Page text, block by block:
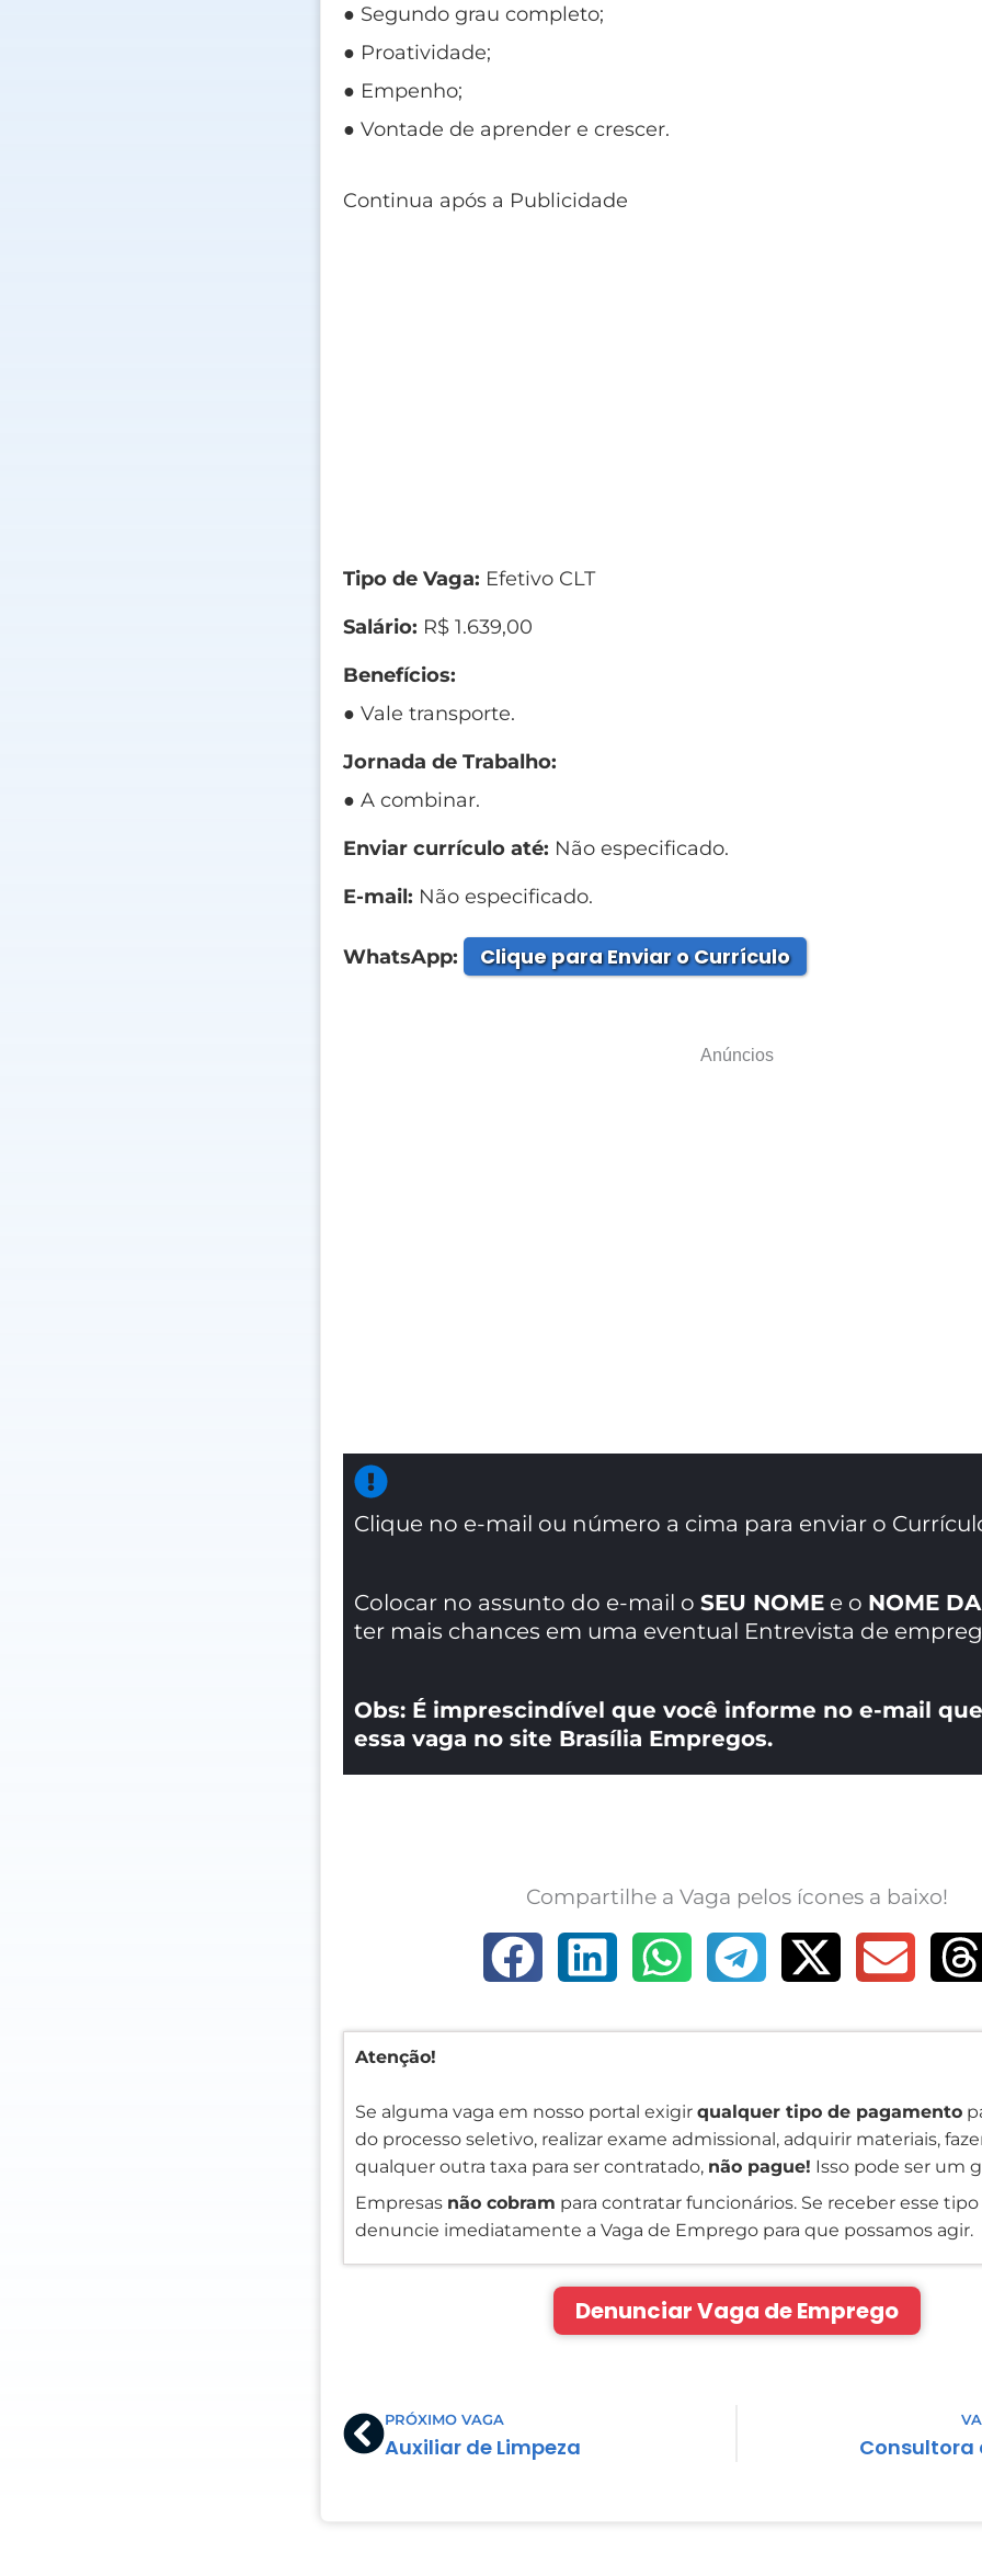
● Segundo grau completo;
● Proatividade;
● Empenho;
● Vontade de aprender e crescer.
Continua após a Publicidade
Tipo de Vaga: Efetivo CLT
Salário: R$ 1.639,00
Benefícios:
● Vale transporte.
Jornada de Trabalho:
● A combinar.
Enviar currículo até: Não especificado.
E-mail: Não especificado.
WhatsApp: Clique para Enviar o Currículo
Anúncios
Clique no e-mail ou número a cima para enviar o
Colocar no assunto do e-mail oSEU NOME e o NOME
ter mais chances em uma eventual Entrevista de
Obs: É imprescindível que você informe no e-mail
essa vaga no site Brasília Empregos.
Compartilhe a Vaga pelos ícones a baixo!
Atenção!
Se alguma vaga em nosso portal exigirqualquer tipo de pagamento
do processo seletivo, realizar exame admissional, adquirir materiais,
qualquer outra taxa para ser contratado, não pague! Isso pode ser um
Empresas não cobram para contratar funcionários. Se receber esse
denuncie imediatamente a Vaga de Emprego para que possamos agir.
Denunciar Vaga de Emprego
PrevPRÓXIMO VAGA
Auxiliar de Limpeza Consultora